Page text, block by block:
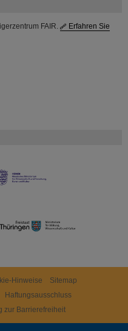
FAIR.
Erfahren Sie
Hinweise
Sitemap
Haftungsausschluss
zur Barrierefreiheit